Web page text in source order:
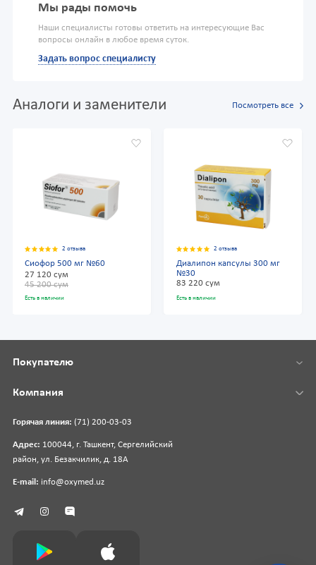
Мы рады помочь
Наши специалисты готовы ответить на интересующие Вас
вопросы онлайн в любое время суток.
Задать вопрос специалисту
Аналоги и заменители Посмотреть все
2 отзыва
Сиофор 500 мг №60
27 120 сум
45 200 сум
Есть в наличии
2 отзыва
Диалипон капсулы 300 мг
№30
83 220 сум
Есть в наличии
Горячая линия: (71) 200-03-03
Адрес: 100044, г. Ташкент, Сергелийский
район, ул. Безакчилик, д. 18А
E-mail: info@oxymed.uz
Покупателю
Компания